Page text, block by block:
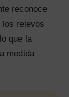
reconoce
los relevos
que la
medida